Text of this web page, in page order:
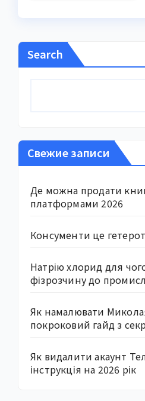
Search
Свежие записи
Де можна продати
платформами 2026
Консументи це
Натрію хлорид для
фізрозчину до
Як намалювати
покроковий гайд з
Як видалити акаунт
інструкція на 2026 рік